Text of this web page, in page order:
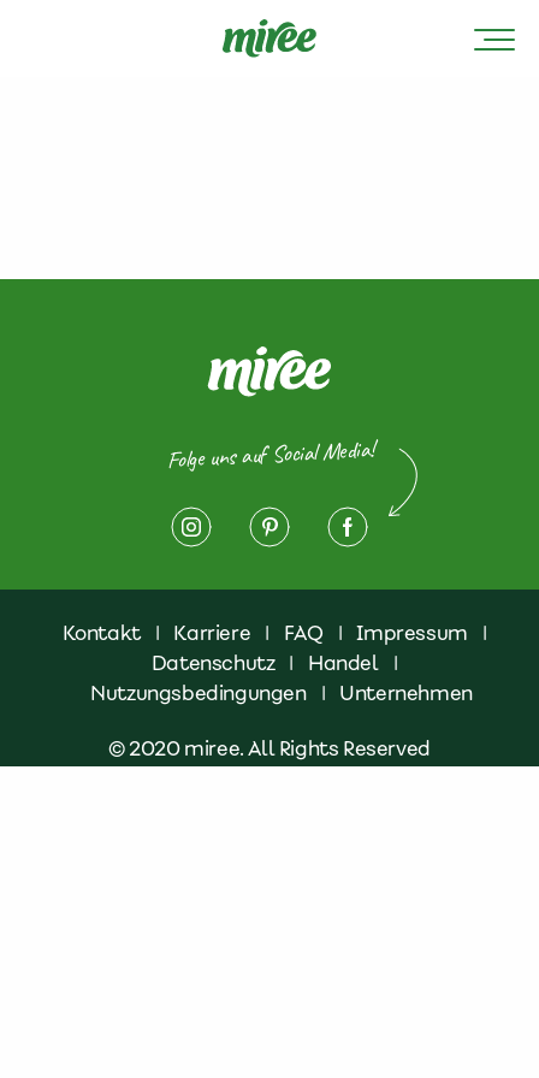
Folge uns auf Social Media!
Kontakt | Karriere | FAQ | Impressum
|
Datenschutz | Handel
|
Nutzungsbedingungen
| Unternehmen
© 2020 miree. All Rights Reserved